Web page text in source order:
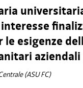
esigenze
aziendali
(ASU FC)